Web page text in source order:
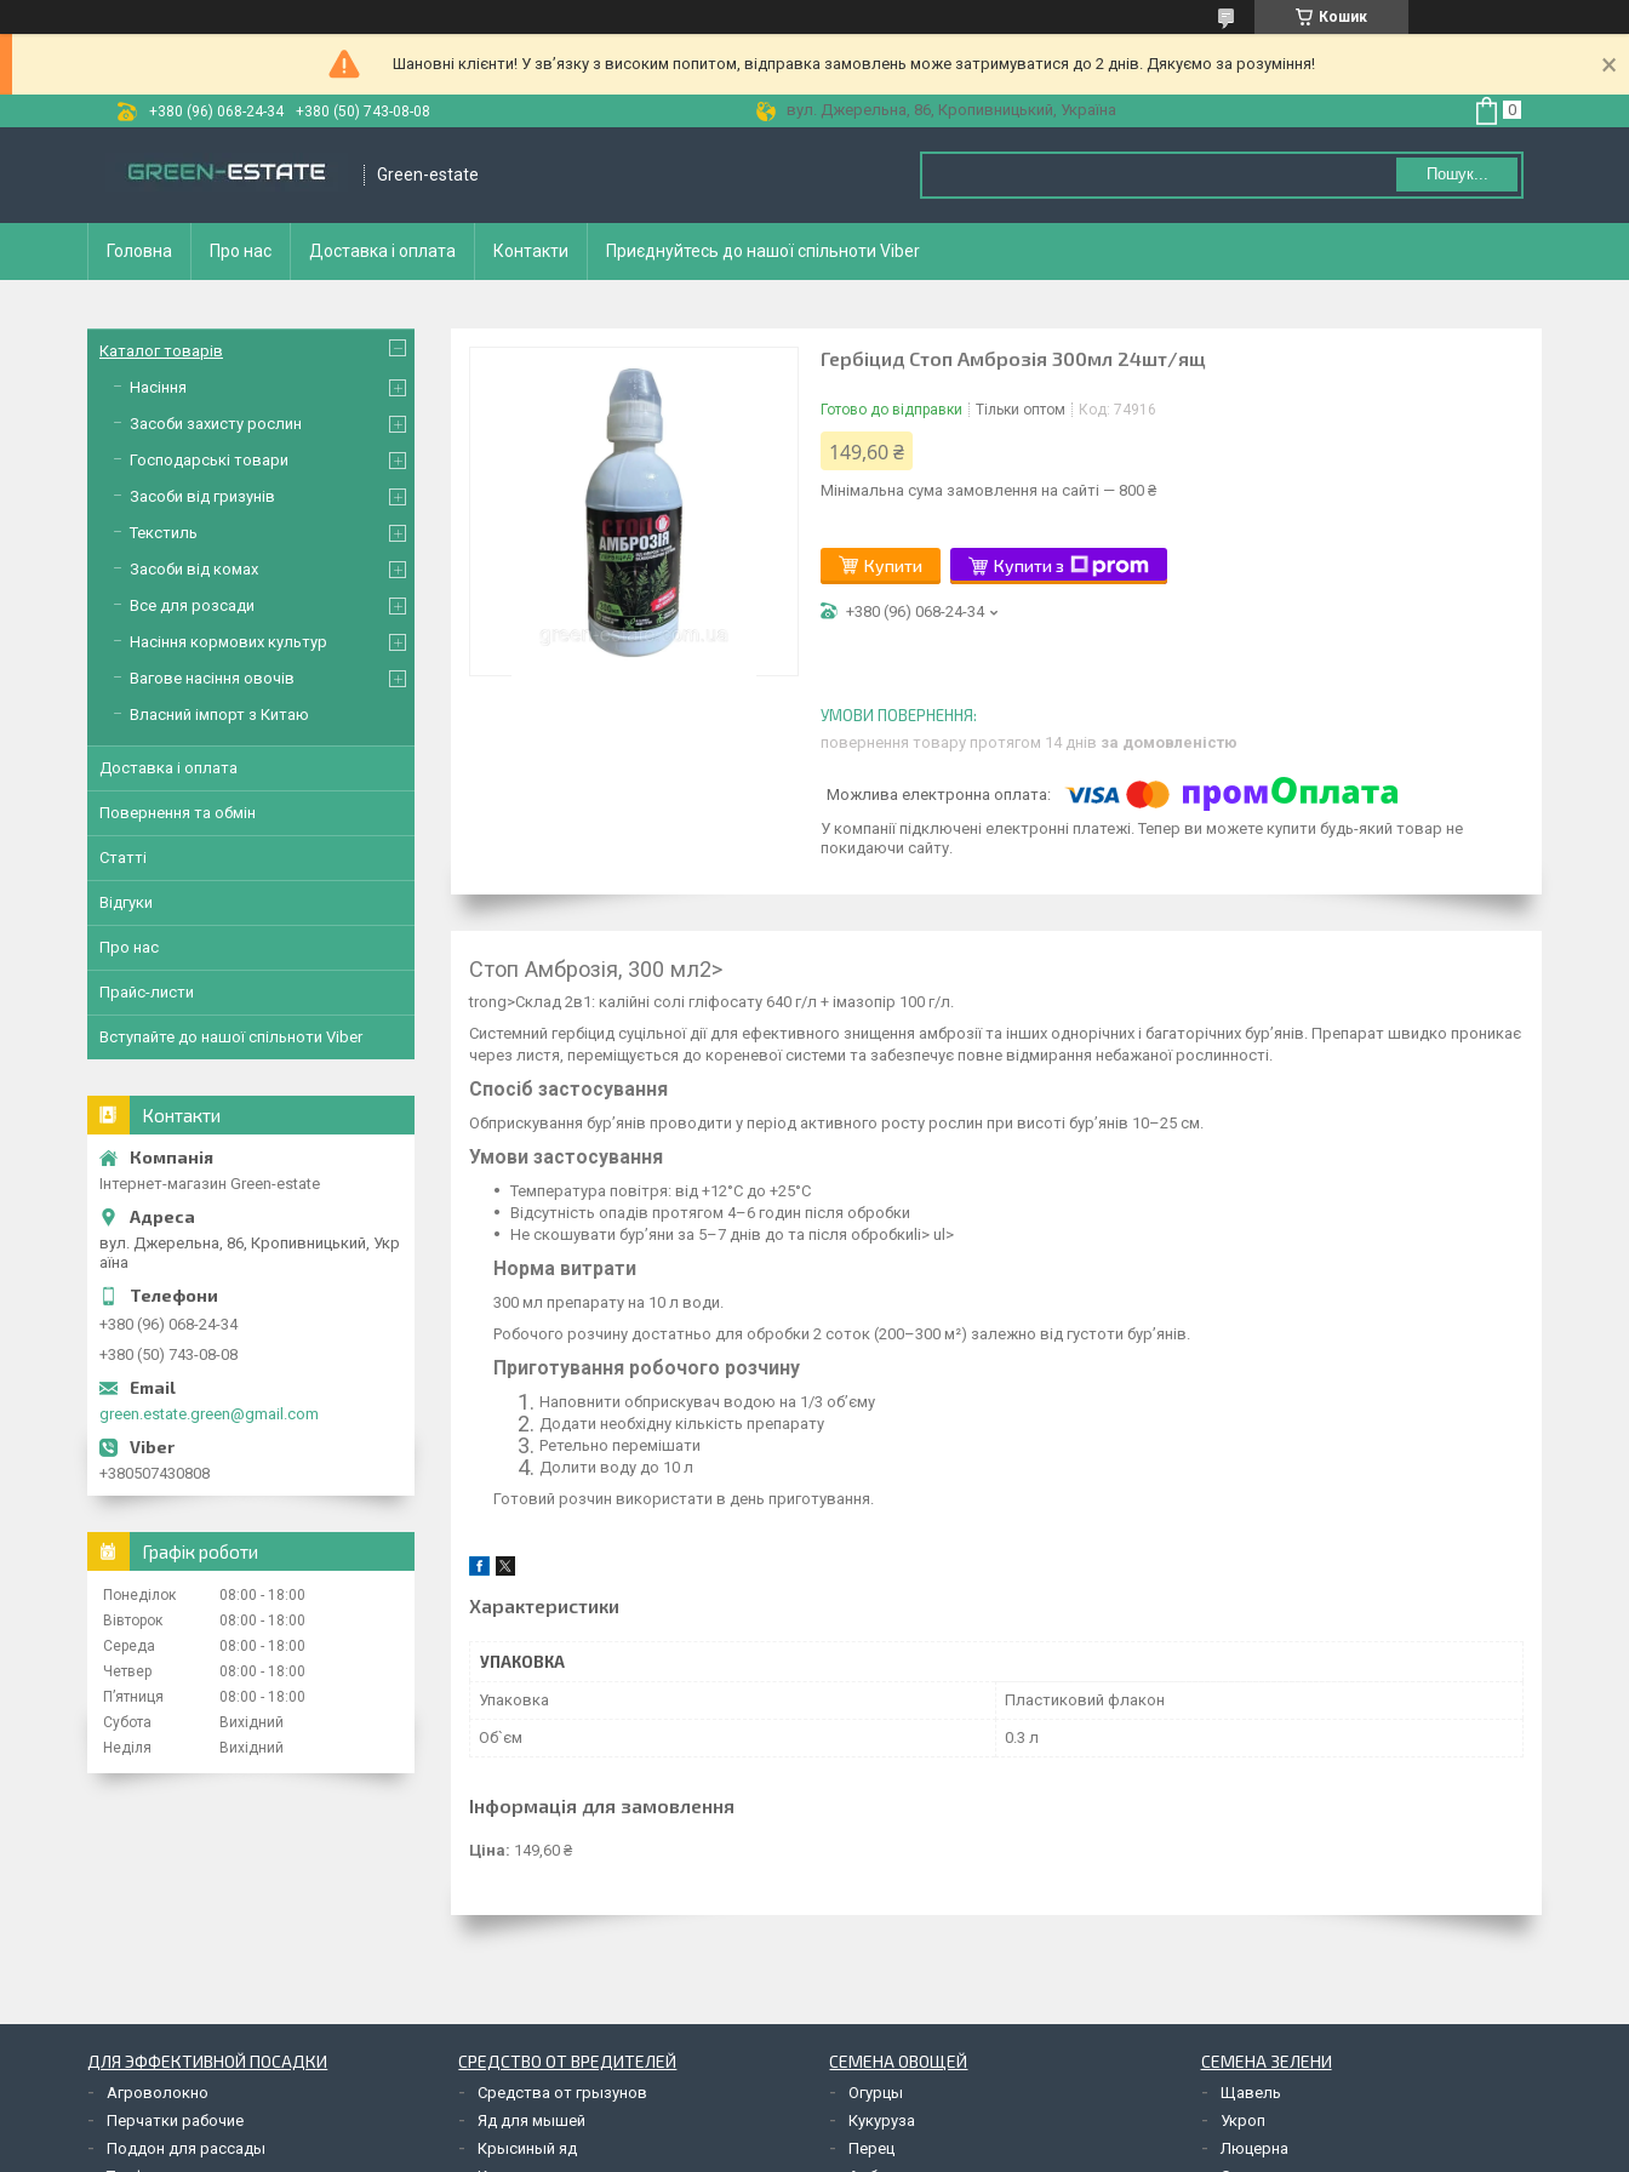
Кошик
Шановні клієнти! У зв’язку з високим попитом, відправка замовлень може затримуватися до 2 днів. Дякуємо за розуміння!
+380 (96) 068-24-34 +380 (50) 743-08-08 вул. Джерельна, 86, Кропивницький, Україна
Green-estate Пошук...
Головна Про нас Доставка і оплата Контакти Приєднуйтесь до нашої спільноти Viber
Гербіцид Стоп Амброзія 300мл 24шт/ящ
Готово до відправки Тільки оптом Код: 74916
149,60 ₴
Мінімальна сума замовлення на сайті — 800 ₴
Купити Купити з
+380 (96) 068-24-34
повернення товару протягом 14 днів за домовленістю
У компанії підключені електронні платежі. Тепер ви можете купити будь-який товар не
покидаючи сайту.
Стоп Амброзія, 300 мл2>
trong>Склад 2в1: калійні солі гліфосату 640 г/л + імазопір 100 г/л.
Системний гербіцид суцільної дії для ефективного знищення амброзії та інших однорічних і багаторічних бур’янів. Препарат швидко проникає
через листя, переміщується до кореневої системи та забезпечує повне відмирання небажаної рослинності.
Спосіб застосування
Обприскування бур’янів проводити у період активного росту рослин при висоті бур’янів 10–25 см.
Умови застосування
Температура повітря: від +12°C до +25°C
Відсутність опадів протягом 4–6 годин після обробки
Не скошувати бур’яни за 5–7 днів до та після обробкиli> ul>
Норма витрати
300 мл препарату на 10 л води.
Робочого розчину достатньо для обробки 2 соток (200–300 м²) залежно від густоти бур’янів.
Приготування робочого розчину
Наповнити обприскувач водою на 1/3 об’єму
Додати необхідну кількість препарату
Ретельно перемішати
Долити воду до 10 л
Готовий розчин використати в день приготування.
Характеристики
УПАКОВКА
Упаковка Пластиковий флакон
Об`єм 0.3 л
Інформація для замовлення
Ціна: 149,60 ₴
Каталог товарів
Насіння
Засоби захисту рослин
Господарські товари
Засоби від гризунів
Текстиль
Засоби від комах
Все для розсади
Насіння кормових культур
Вагове насіння овочів
Власний імпорт з Китаю
Доставка і оплата
Повернення та обмін
Статті
Відгуки
Про нас
Прайс-листи
Вступайте до нашої спільноти Viber
Контакти
Інтернет-магазин Green-estate
вул. Джерельна, 86, Кропивницький, Укр
аїна
+380 (96) 068-24-34
+380 (50) 743-08-08
green.estate.green@gmail.com
+380507430808
Графік роботи
Понеділок 08:00
18:00
Вівторок
08:00
18:00
Середа
08:00
18:00
Четвер
08:00
18:00
Пʼятниця
08:00
18:00
Субота
Вихідний
Неділя
Вихідний
ДЛЯ ЭФФЕКТИВНОЙ ПОСАДКИ
Агроволокно
Перчатки рабочие
Поддон для рассады
СРЕДСТВО ОТ ВРЕДИТЕЛЕЙ
Средства от грызунов
Яд для мышей
Крысиный яд
СЕМЕНА ОВОЩЕЙ
Огурцы
Кукуруза
Перец
СЕМЕНА ЗЕЛЕНИ
Щавель
Укроп
Люцерна